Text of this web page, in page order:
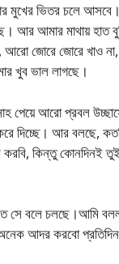
মুখের ভিতর চলে আসবে।
আর আমার মাথায় হাত
জোরে জোরে খাও
খুব ভাল লাগছে।
পেয়ে আরো প্রবল
দিচ্ছে। আর বলছে,
কিন্তু কোনদিনই তুই
সে বলে চলছে।আমি
আদর করবো